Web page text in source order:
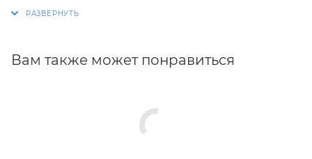
Вам также может понравиться